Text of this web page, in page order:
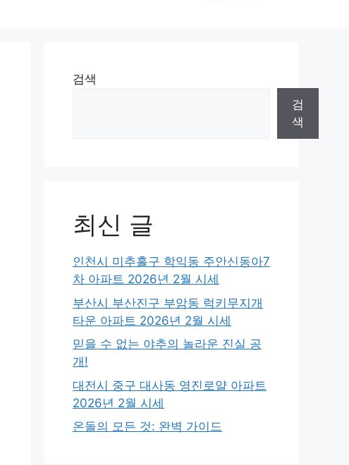
검색
검
색
최신 글
인천시 미추홀구 학익동 주안신동아7
차 아파트 2026년 2월 시세
부산시 부산진구 부암동 럭키무지개
타운 아파트 2026년 2월 시세
믿을 수 없는 야추의 놀라운 진실 공
개!
대전시 중구 대사동 영진로얄 아파트
2026년 2월 시세
온돌의 모든 것: 완벽 가이드